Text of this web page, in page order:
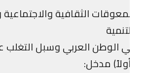
الثقافية والاجتماعية
الوطن العربي وسبل التغلب
مدخل: